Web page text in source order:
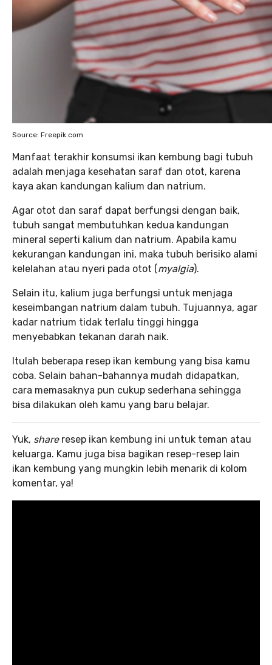
Source: Freepik.com
Manfaat terakhir konsumsi ikan kembung bagi tubuh
adalah menjaga kesehatan saraf dan otot, karena
kaya akan kandungan kalium dan natrium.
Agar otot dan saraf dapat berfungsi dengan baik,
tubuh sangat membutuhkan kedua kandungan
mineral seperti kalium dan natrium. Apabila kamu
kekurangan kandungan ini, maka tubuh berisiko alami
kelelahan atau nyeri pada otot (myalgia).
Selain itu, kalium juga berfungsi untuk menjaga
keseimbangan natrium dalam tubuh. Tujuannya, agar
kadar natrium tidak terlalu tinggi hingga
menyebabkan tekanan darah naik.
Itulah beberapa resep ikan kembung yang bisa kamu
coba. Selain bahan-bahannya mudah didapatkan,
cara memasaknya pun cukup sederhana sehingga
bisa dilakukan oleh kamu yang baru belajar.
Yuk, shareresep ikan kembung ini untuk teman atau
keluarga. Kamu juga bisa bagikan resep-resep lain
ikan kembung yang mungkin lebih menarik di kolom
komentar, ya!